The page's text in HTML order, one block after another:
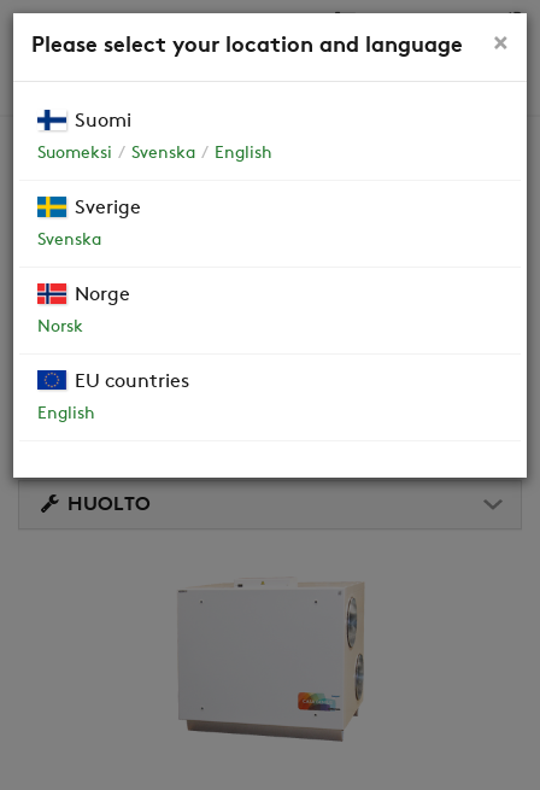
CASA R9-H Genius L RH NA
Sorption
Valmistettu vuodesta 2025. Varmista laitteen versio
OHJEET JA DOKUMENTIT
HUOLTO
×
Please select your location and language
Suomi
Suomeksi Svenska English
Sverige
Svenska
Norge
Norsk
EU countries
English